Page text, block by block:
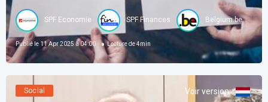
SPF Economie SPF Finances Belgium.be
Publié le 11 Apr 2025 à 04:00 Lecture de 4min
Social Voir version: